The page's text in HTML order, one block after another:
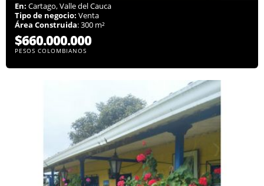
En: Cartago, Valle del Cauca
Tipo de negocio: Venta
Área Construida: 300 m²
$660.000.000
PESOS COLOMBIANOS